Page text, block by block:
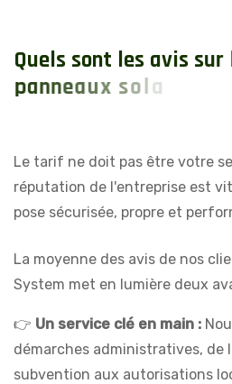
Quels sont les avis sur
panneauxs olair
Le tarif ne doit pas être votre
réputation de l'entreprise est
pose sécurisée, propre et
La moyenne des avis de nos
System met en lumière deux
👉 Un service clé en main :
démarches administratives, de
subvention aux autorisations